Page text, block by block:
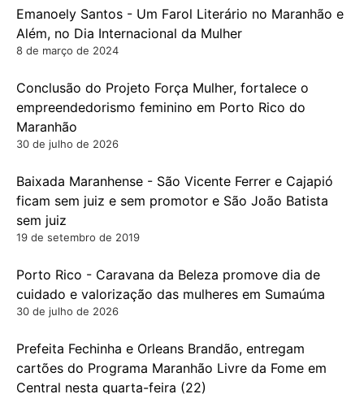
Emanoely Santos - Um Farol Literário no Maranhão e
Além, no Dia Internacional da Mulher
8 de março de 2024
Conclusão do Projeto Força Mulher, fortalece o
empreendedorismo feminino em Porto Rico do
Maranhão
30 de julho de 2026
Baixada Maranhense - São Vicente Ferrer e Cajapió
ficam sem juiz e sem promotor e São João Batista
sem juiz
19 de setembro de 2019
Porto Rico - Caravana da Beleza promove dia de
cuidado e valorização das mulheres em Sumaúma
30 de julho de 2026
Prefeita Fechinha e Orleans Brandão, entregam
cartões do Programa Maranhão Livre da Fome em
Central nesta quarta-feira (22)